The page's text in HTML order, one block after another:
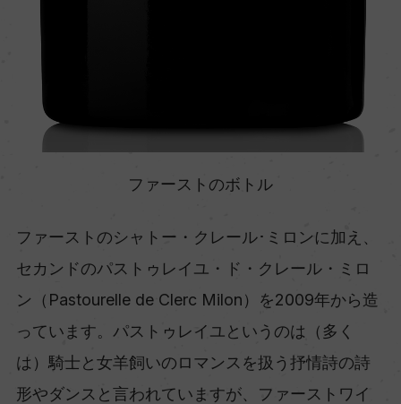
ファーストのボトル
ファーストのシャトー・クレール･ミロンに加え、
セカンドのパストゥレイユ・ド・クレール・ミロ
ン（Pastourelle de Clerc Milon）を2009年から造
っています。パストゥレイユというのは（多く
は）騎士と女羊飼いのロマンスを扱う抒情詩の詩
形やダンスと言われていますが、ファーストワイ